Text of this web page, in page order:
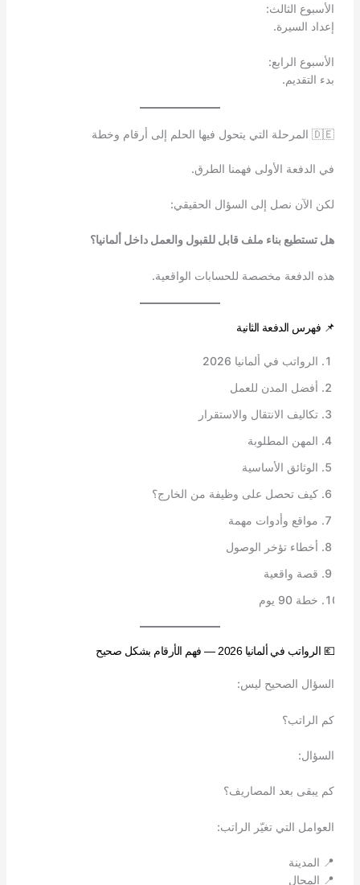
الأسبوع الثالث:
إعداد السيرة.
الأسبوع الرابع:
بدء التقديم.
🇩🇪 المرحلة التي يتحول فيها الحلم إلى أرقام وخطة
في الدفعة الأولى فهمنا الطرق.
لكن الآن نصل إلى السؤال الحقيقي:
هل تستطيع بناء ملف قابل للقبول والعمل داخل ألمانيا؟
هذه الدفعة مخصصة للحسابات الواقعية.
📌 فهرس الدفعة الثانية
الرواتب في ألمانيا 2026
أفضل المدن للعمل
تكاليف الانتقال والاستقرار
المهن المطلوبة
الوثائق الأساسية
كيف تحصل على وظيفة من الخارج؟
مواقع وأدوات مهمة
أخطاء تؤخر الوصول
قصة واقعية
خطة 90 يوم
💶 الرواتب في ألمانيا 2026 — فهم الأرقام بشكل صحيح
السؤال الصحيح ليس:
كم الراتب؟
السؤال:
كم يبقى بعد المصاريف؟
العوامل التي تغيّر الراتب:
📍 المدينة
📍 المجال